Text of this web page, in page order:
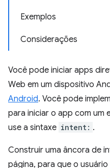
Exemplos
Considerações
Você pode iniciar apps
Web em um dispositivo
Android. Você pode
para iniciar o app com um
use a sintaxe intent: .
Construir uma âncora de
página, para que o